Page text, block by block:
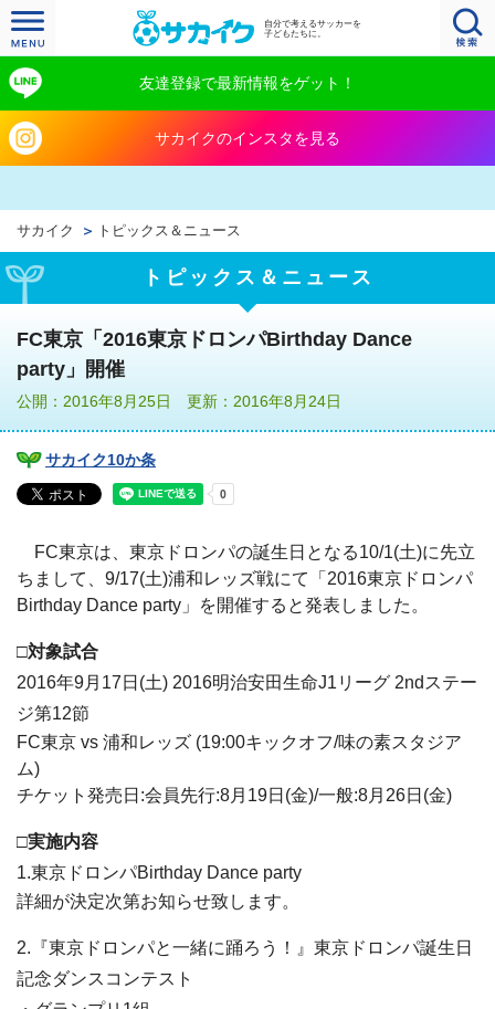
自分で考えるサッカーを
子どもたちに。
友達登録で最新情報をゲット！
サカイクのインスタを見る
サカイク トピックス＆ニュース
トピックス＆ニュース
FC東京「2016東京ドロンパBirthday Dance
party」開催
公開：2016年8月25日 更新：2016年8月24日
サカイク10か条
FC東京は、東京ドロンパの誕生日となる10/1(土)に先立
ちまして、9/17(土)浦和レッズ戦にて「2016東京ドロンパ
Birthday Dance party」を開催すると発表しました。
□対象試合
2016年9月17日(土) 2016明治安田生命J1リーグ 2ndステー
ジ第12節
FC東京 vs 浦和レッズ (19:00キックオフ/味の素スタジア
ム)
チケット発売日:会員先行:8月19日(金)/一般:8月26日(金)
□実施内容
1.東京ドロンパBirthday Dance party
詳細が決定次第お知らせ致します。
2.『東京ドロンパと一緒に踊ろう！』東京ドロンパ誕生日
記念ダンスコンテスト